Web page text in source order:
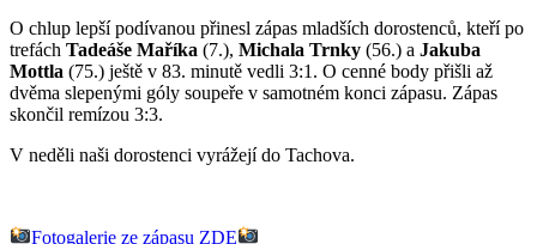
O chlup lepší podívanou přinesl zápas mladších dorostenců, kteří po
trefách Tadeáše Maříka (7.), Michala Trnky (56.) a Jakuba
Mottla (75.) ještě v 83. minutě vedli 3:1. O cenné body přišli až
dvěma slepenými góly soupeře v samotném konci zápasu. Zápas
skončil remízou 3:3.
V neděli naši dorostenci vyrážejí do Tachova.
Fotogalerie ze zápasu ZDE